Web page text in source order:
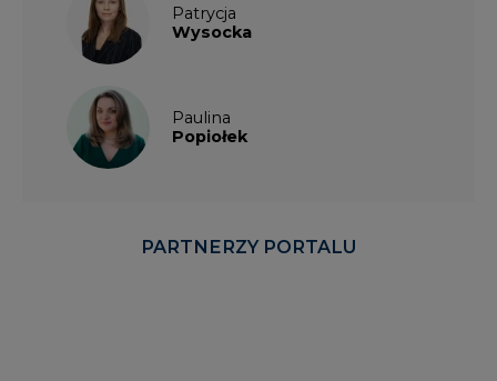
Patrycja
Wysocka
Paulina
Popiołek
PARTNERZY PORTALU